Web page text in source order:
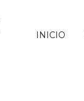
INICIO